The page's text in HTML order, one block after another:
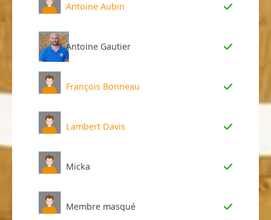
Antoine Aubin
Antoine Gautier
François Bonneau
Lambert Davis
Micka
Membre masqué